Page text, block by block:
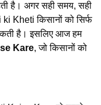
है। अगर सही समय, सही
Kheti किसानों को सिर्फ
है। इसलिए आज हम
Kare, जो किसानों को